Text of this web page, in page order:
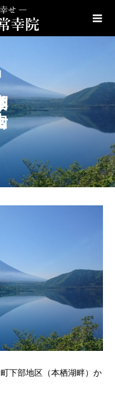
山－
下部地区（本栖湖畔）か